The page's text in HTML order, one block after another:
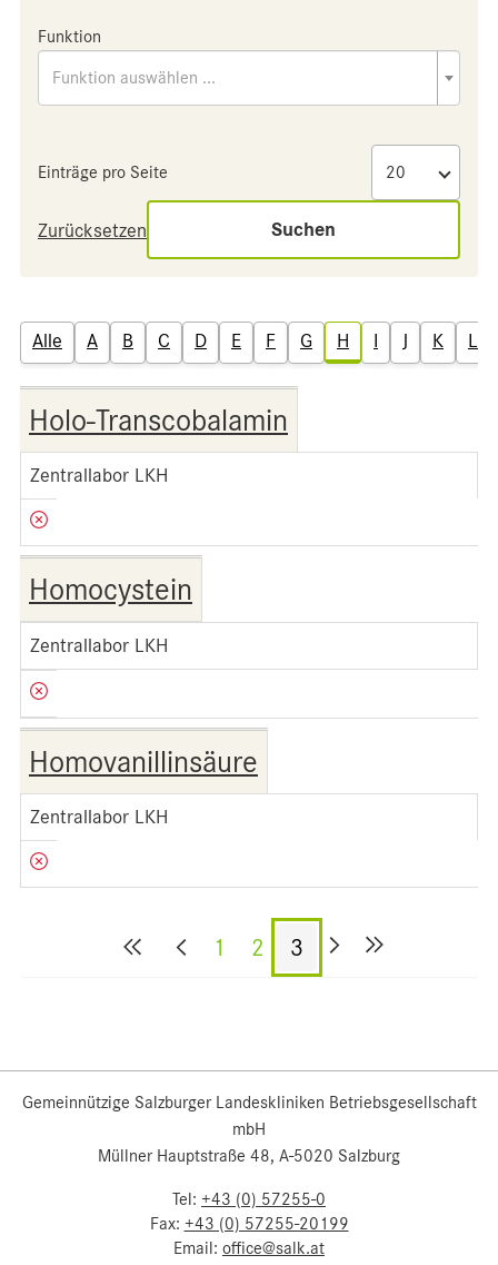
Funktion
Funktion auswählen ...
Einträge pro Seite
Zurücksetzen Suchen
Alle A B C D E F G H I J K L
Holo-Transcobalamin
Zentrallabor LKH
Homocystein
Zentrallabor LKH
Homovanillinsäure
Zentrallabor LKH
1 2 3
Gemeinnützige Salzburger Landeskliniken Betriebsgesellschaft
mbH
Müllner Hauptstraße 48, A-5020 Salzburg
Tel: +43 (0) 57255-0
Fax: +43 (0) 57255-20199
Email: office@salk.at